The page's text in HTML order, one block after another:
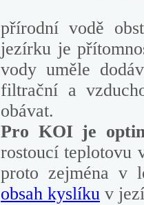
přírodní vodě
jezírku je
vody uměle
filtrační a
obávat.
Pro KOI je
rostoucí teplotovu
proto zejména v
obsah kyslíku v